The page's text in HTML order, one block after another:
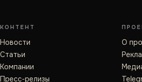
КОНТЕНТ
Новости
Статьи
Компании
Пресс-релизы
О